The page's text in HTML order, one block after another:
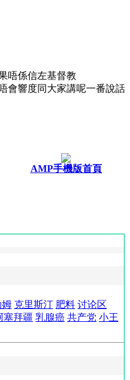
唔係信左基督教
會響度同大家講呢一番說話
AMP手機版首頁
姆 克里斯汀 肥料 讨论区
塞拜疆 乳腺癌 共产党 小王